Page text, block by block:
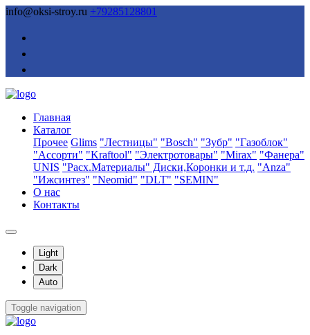
info@oksi-stroy.ru +79285128801
Главная
Каталог
Прочее Glims "Лестницы" "Bosch" "Зубр" "Газоблок"
"Ассорти" "Kraftool" "Электротовары" "Mirax" "Фанера"
UNIS "Расх.Материалы" Диски,Коронки и т.д. "Anza"
"Ижсинтез" "Neomid" "DLT" "SEMIN"
О нас
Контакты
Light
Dark
Auto
Toggle navigation